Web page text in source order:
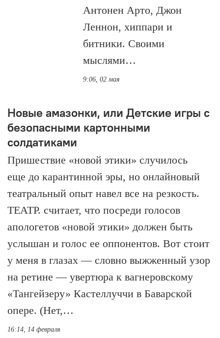
Антонен Арто, Джон
Леннон, хиппари и
битники. Своими
мыслями…
9:06, 02 мая
Новые амазонки, или Детские игры с
безопасными картонными
солдатиками
Пришествие «новой этики» случилось
еще до карантинной эры, но онлайновый
театральный опыт навел все на резкость.
ТЕАТР. считает, что посреди голосов
апологетов «новой этики» должен быть
услышан и голос ее оппонентов. Вот стоит
у меня в глазах — словно выжженный узор
на ретине — увертюра к вагнеровскому
«Тангейзеру» Кастеллуччи в Баварской
опере. (Нет,…
16:14, 14 февраля